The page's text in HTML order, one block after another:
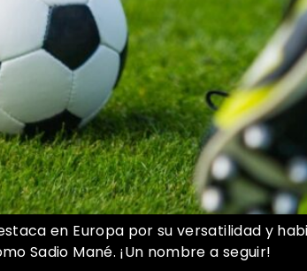
en Europa por su versatilidad y
Sadio Mané. ¡Un nombre a seguir!